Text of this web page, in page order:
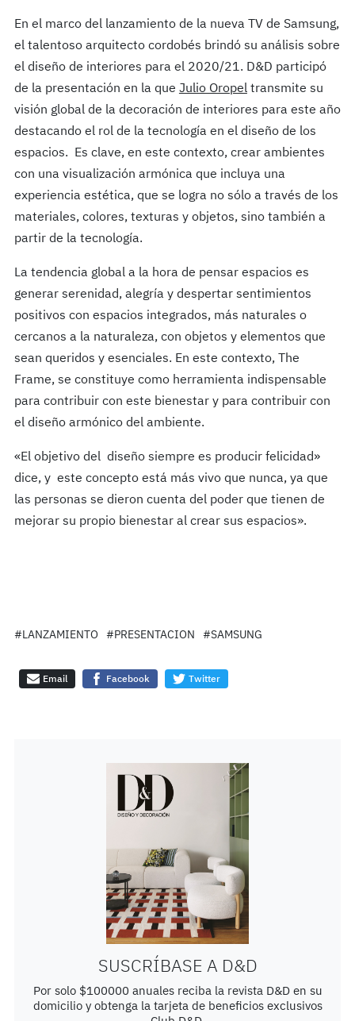
En el marco del lanzamiento de la nueva TV de Samsung,
el talentoso arquitecto cordobés brindó su análisis sobre
el diseño de interiores para el 2020/21. D&D participó
de la presentación en la que Julio Oropeltransmite su
visión global de la decoración de interiores para este año
destacando el rol de la tecnología en el diseño de los
espacios. Es clave, en este contexto, crear ambientes
con una visualización armónica que incluya una
experiencia estética, que se logra no sólo a través de los
materiales, colores, texturas y objetos, sino también a
partir de la tecnología.
La tendencia global a la hora de pensar espacios es
generar serenidad, alegría y despertar sentimientos
positivos con espacios integrados, más naturales o
cercanos a la naturaleza, con objetos y elementos que
sean queridos y esenciales. En este contexto, The
Frame, se constituye como herramienta indispensable
para contribuir con este bienestar y para contribuir con
el diseño armónico del ambiente.
«El objetivo del diseño siempre es producir felicidad»
dice, y este concepto está más vivo que nunca, ya que
las personas se dieron cuenta del poder que tienen de
mejorar su propio bienestar al crear sus espacios».
#LANZAMIENTO #PRESENTACION #SAMSUNG
Email Facebook Twitter
SUSCRÍBASE A D&D
Por solo $100000 anuales reciba la revista D&D en su
domicilio y obtenga la tarjeta de beneficios exclusivos